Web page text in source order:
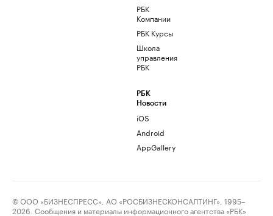
РБК
Компании
РБК Курсы
Школа
управления
РБК
РБК
Новости
iOS
Android
AppGallery
© ООО «БИЗНЕСПРЕСС», АО «РОСБИЗНЕСКОНСАЛТИНГ», 1995–
2026. Сообщения и материалы информационного агентства «РБК»